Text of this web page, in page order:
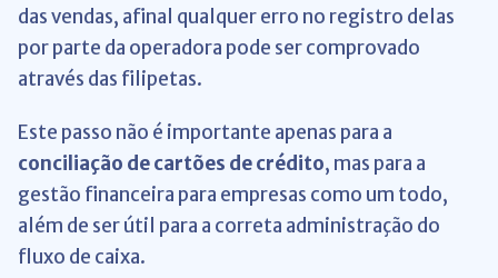
das vendas, afinal qualquer erro no registro delas
por parte da operadora pode ser comprovado
através das filipetas.
Este passo não é importante apenas para a
conciliação de cartões de crédito, mas para a
gestão financeira para empresas como um todo,
além de ser útil para a correta administração do
fluxo de caixa.